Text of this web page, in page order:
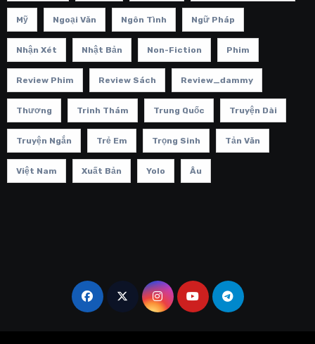
Mỹ Ngoại Văn Ngôn Tình Ngữ Pháp
Nhận Xét Nhật Bản Non-Fiction Phim
Review Phim Review Sách Review_dammy
Thương Trinh Thám Trung Quốc Truyện Dài
Truyện Ngắn Trẻ Em Trọng Sinh Tản Văn
Việt Nam Xuất Bản Yolo Âu